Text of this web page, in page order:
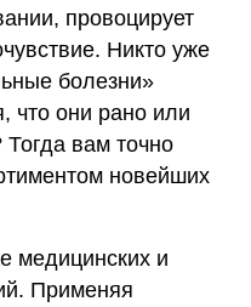
провоцирует
Никто уже
болезни»
что они рано или
Тогда вам точно
новейших
медицинских и
Применяя